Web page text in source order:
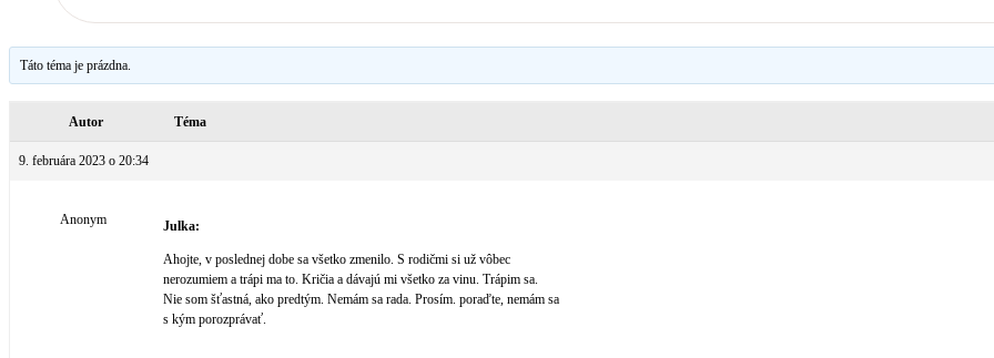
Táto téma je prázdna.
Autor Téma
9. februára 2023 o 20:34
Anonym Julka:
Ahojte, v poslednej dobe sa všetko zmenilo. S rodičmi si už vôbec
nerozumiem a trápi ma to. Kričia a dávajú mi všetko za vinu. Trápim sa.
Nie som šťastná, ako predtým. Nemám sa rada. Prosím. poraďte, nemám sa
s kým porozprávať.